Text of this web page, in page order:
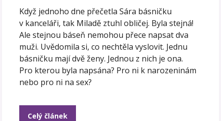
Když jednoho dne přečetla Sára básničku
v kanceláři, tak Miladě ztuhl obličej. Byla stejná!
Ale stejnou báseň nemohou přece napsat dva
muži. Uvědomila si, co nechtěla vyslovit. Jednu
básničku mají dvě ženy. Jednou z nich je ona.
Pro kterou byla napsána? Pro ni k narozeninám
nebo pro ni na sex?
Celý článek